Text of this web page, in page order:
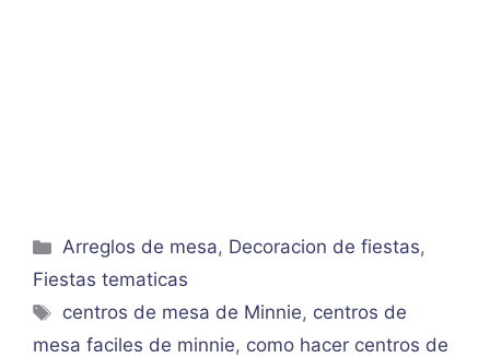
Categorías
Arreglos de mesa, Decoracion de fiestas,
Fiestas tematicas
Etiquetas
centros de mesa de Minnie, centros de
mesa faciles de minnie, como hacer centros de